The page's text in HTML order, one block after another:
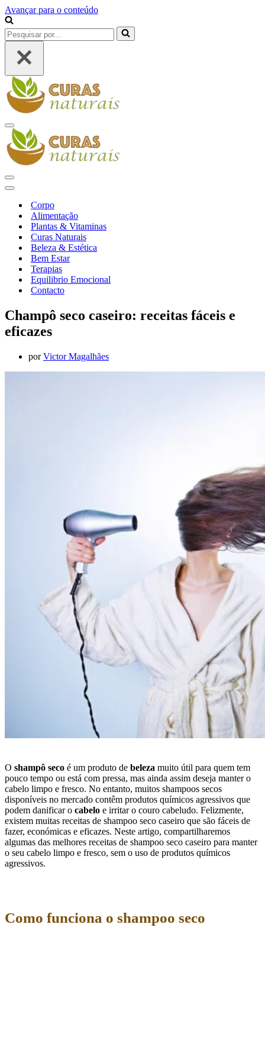
Avançar para o conteúdo
Pesquisar
por...
Menu
de
navegação
Menu
de
Menu
navegação
Corpo
Alimentação
Plantas & Vitaminas
Curas Naturais
Beleza & Estética
Bem Estar
Terapias
Equilibrio Emocional
Contacto
Champô seco caseiro: receitas fáceis e
eficazes
porVictor Magalhães
O shampô seco é um produto de beleza muito útil para quem tem
pouco tempo ou está com pressa, mas ainda assim deseja manter o
cabelo limpo e fresco. No entanto, muitos shampoos secos
disponíveis no mercado contêm produtos químicos agressivos que
podem danificar o cabelo e irritar o couro cabeludo. Felizmente,
existem muitas receitas de shampoo seco caseiro que são fáceis de
fazer, económicas e eficazes. Neste artigo, compartilharemos
algumas das melhores receitas de shampoo seco caseiro para manter
o seu cabelo limpo e fresco, sem o uso de produtos químicos
agressivos.
Como funciona o shampoo seco